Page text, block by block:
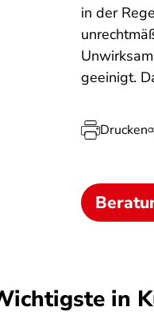
in der
geeinigt.
Drucken
in